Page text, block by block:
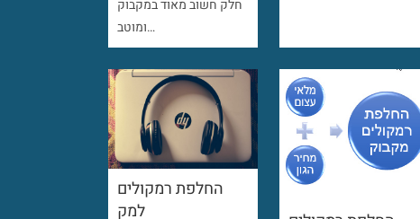
חלק חשוב מאוד במקבוק
ומוטב…
החלפת רמקולים
למק